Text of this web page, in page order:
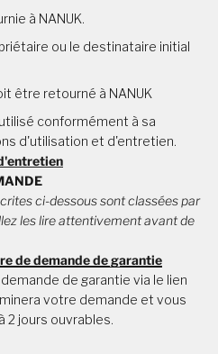
à NANUK.
ou le destinataire initial
être retourné à NANUK
conformément à sa
d'utilisation et d'entretien.
ci-dessous sont classées par
les lire attentivement avant de
de demande de garantie
de garantie via le lien
votre demande et vous
2 jours ouvrables.